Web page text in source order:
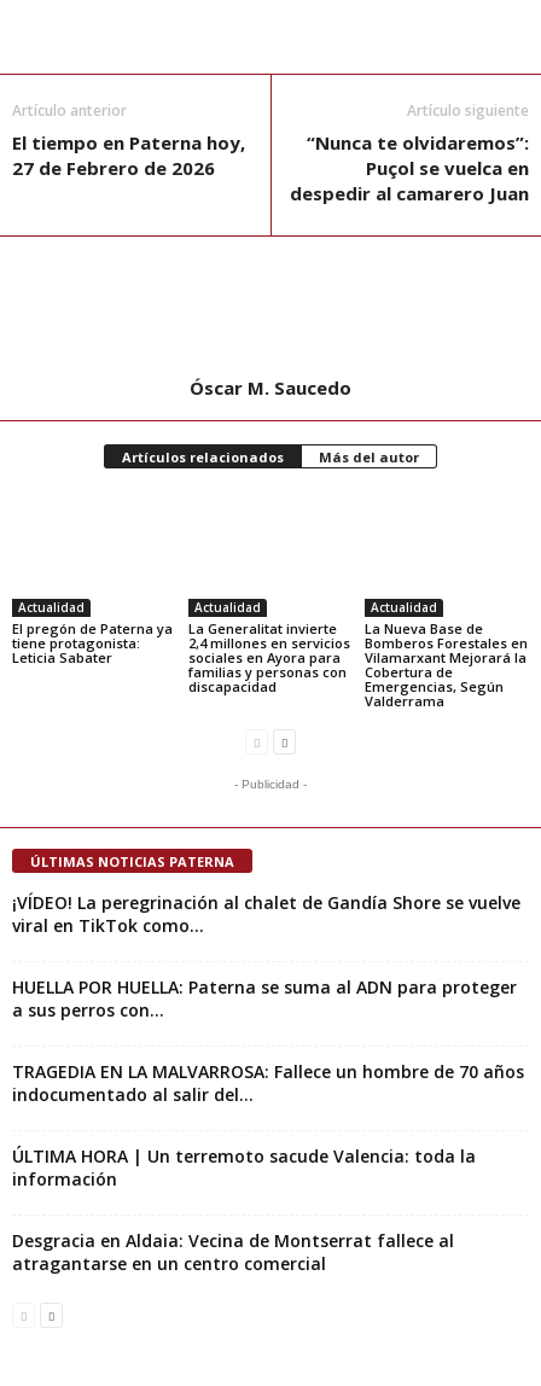
Artículo anterior
El tiempo en Paterna hoy,
27 de Febrero de 2026
Artículo siguiente
“Nunca te olvidaremos”:
Puçol se vuelca en
despedir al camarero Juan
Óscar M. Saucedo
Artículos relacionados Más del autor
Actualidad
El pregón de Paterna ya
tiene protagonista:
Leticia Sabater
Actualidad
La Generalitat invierte
2,4 millones en servicios
sociales en Ayora para
familias y personas con
discapacidad
Actualidad
La Nueva Base de
Bomberos Forestales en
Vilamarxant Mejorará la
Cobertura de
Emergencias, Según
Valderrama
- Publicidad -
ÚLTIMAS NOTICIAS PATERNA
¡VÍDEO! La peregrinación al chalet de Gandía Shore se vuelve
viral en TikTok como...
HUELLA POR HUELLA: Paterna se suma al ADN para proteger
a sus perros con...
TRAGEDIA EN LA MALVARROSA: Fallece un hombre de 70 años
indocumentado al salir del...
ÚLTIMA HORA | Un terremoto sacude Valencia: toda la
información
Desgracia en Aldaia: Vecina de Montserrat fallece al
atragantarse en un centro comercial